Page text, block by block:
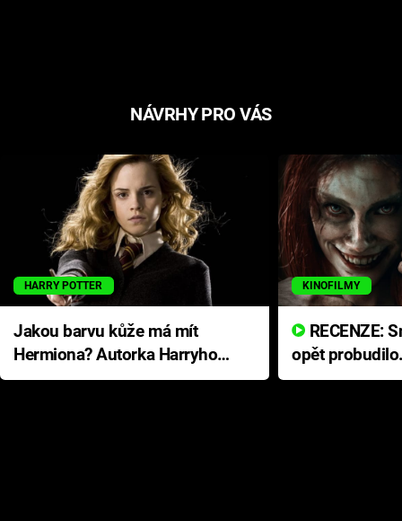
NÁVRHY PRO VÁS
HARRY POTTER
Jakou barvu kůže má mít
Hermiona? Autorka Harryho
Pottera přišla s ráznou
KINOFILMY
opět
přichází s